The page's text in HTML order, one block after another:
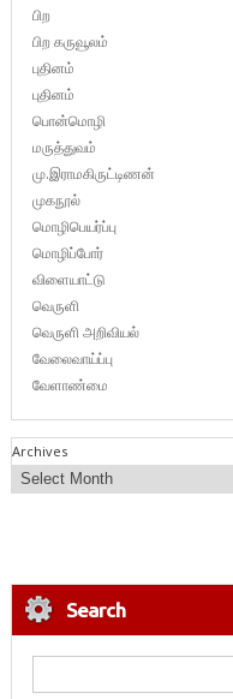
பிற
பிற கருவூலம்
புதினம்
புதினம்
பொன்மொழி
மருத்துவம்
மு.இராமகிருட்டிணன்
முகநூல்
மொழிபெயர்ப்பு
மொழிப்போர்
விளையாட்டு
வெருளி
வெருளி அறிவியல்
வேலைவாய்ப்பு
வேளாண்மை
Archives
Search